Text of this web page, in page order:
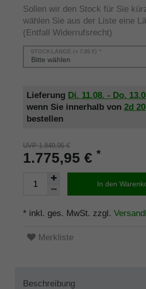
Sollen wir den Stock für Sie
wählen Sie aus der Liste eine
(Entfall Widerrufsrecht)
STOCKLÄNGE (+ 7,95 €) *
Lieferung Di. 11.08. - Do.
wenn Sie innerhalb von 2d
bestellen
UVP 1.849,95 €
1.775,95 € *
In den
* inkl. ges. MwSt. zzgl.
Merkliste
Beschreibung